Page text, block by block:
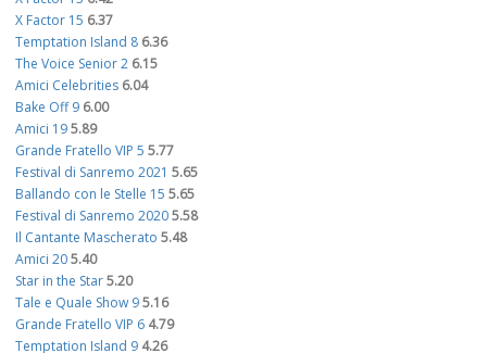
X Factor 15 6.37
Temptation Island 8 6.36
The Voice Senior 2 6.15
Amici Celebrities 6.04
Bake Off 9 6.00
Amici 195.89
Grande Fratello VIP 5 5.77
Festival di Sanremo 2021 5.65
Ballando con le Stelle 15 5.65
Festival di Sanremo 20205.58
Il Cantante Mascherato 5.48
Amici 205.40
Star in the Star5.20
Tale e Quale Show 95.16
Grande Fratello VIP 6 4.79
Temptation Island 9 4.26